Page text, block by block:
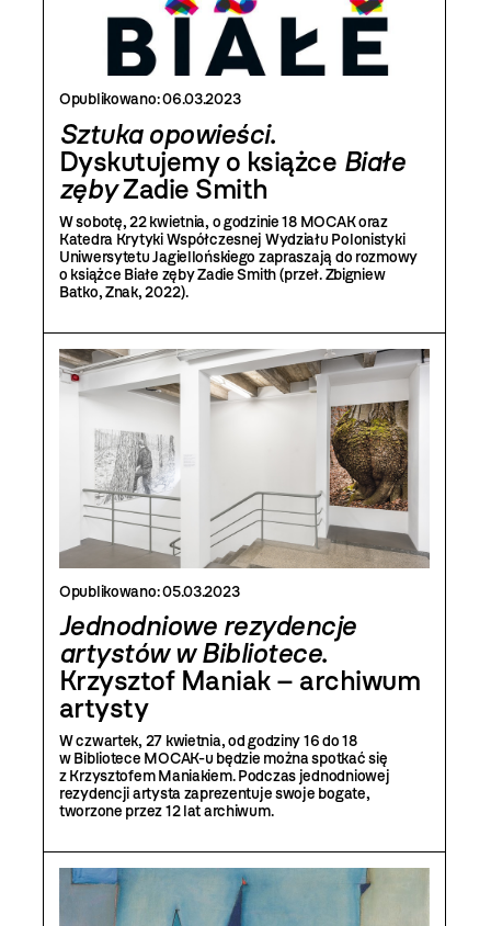
Opublikowano:06.03.2023
Sztuka opowieści.
Dyskutujemy o książce Białe
zębyZadie Smith
W sobotę, 22 kwietnia, o godzinie 18 MOCAK oraz
Katedra Krytyki Współczesnej Wydziału Polonistyki
Uniwersytetu Jagiellońskiego zapraszają do rozmowy
o książce Białe zęby Zadie Smith (przeł. Zbigniew
Batko, Znak, 2022).
Opublikowano:05.03.2023
Jednodniowe rezydencje
artystów w Bibliotece.
Krzysztof Maniak – archiwum
artysty
W czwartek, 27 kwietnia, od godziny 16 do 18
w Bibliotece MOCAK-u będzie można spotkać się
z Krzysztofem Maniakiem. Podczas jednodniowej
rezydencji artysta zaprezentuje swoje bogate,
tworzone przez 12 lat archiwum.